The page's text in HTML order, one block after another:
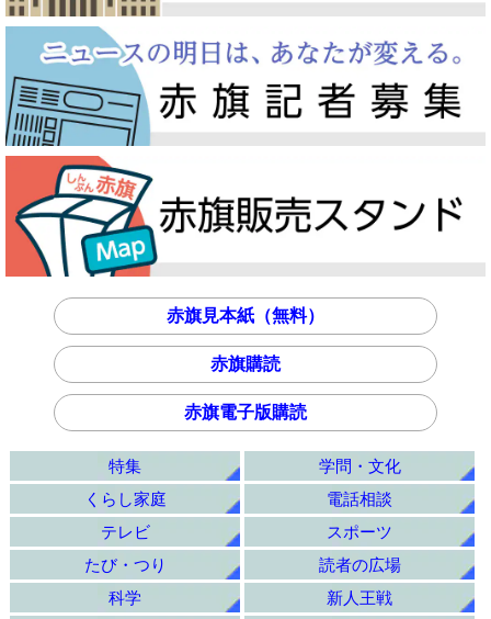
赤旗見本紙（無料）
赤旗購読
赤旗電子版購読
特集
学問・文化
くらし家庭
電話相談
テレビ
スポーツ
たび・つり
読者の広場
科学
新人王戦